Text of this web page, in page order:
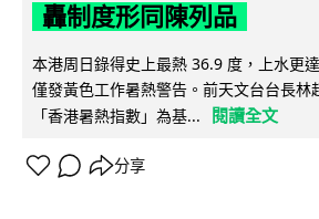
轟制度形同陳列品
本港周日錄得史上最熱 36.9 度，上水更
僅發黃色工作暑熱警告。前天文台台長林
「香港暑熱指數」為基...
閱讀全文
分享